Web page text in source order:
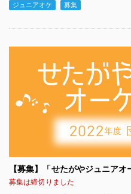
ジュニアオケ 募集
【募集】「せたがやジュニア
募集は締切りました